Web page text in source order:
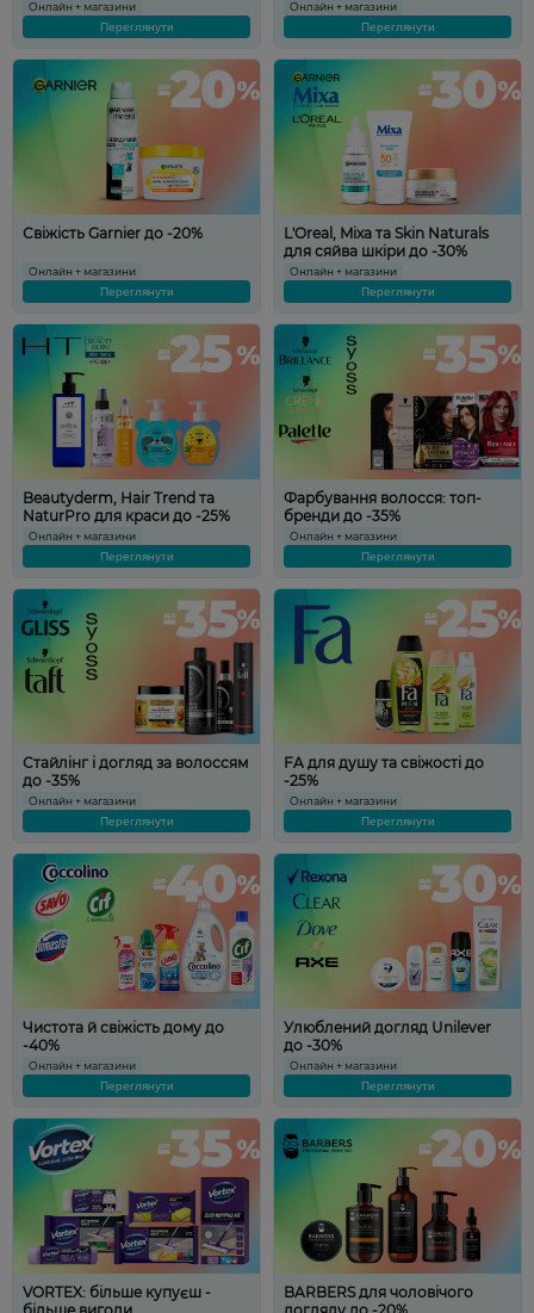
Онлайн + магазини
Переглянути
Онлайн + магазини
Переглянути
Свіжість Garnier до -20%
Онлайн + магазини
Переглянути
L'Oreal, Mixa та Skin Naturals
для сяйва шкіри до -30%
Онлайн + магазини
Переглянути
Beautyderm, Hair Trend та
NaturPro для краси до -25%
Онлайн + магазини
Переглянути
Фарбування волосся: топ-
бренди до -35%
Онлайн + магазини
Переглянути
Стайлінг і догляд за волоссям
до -35%
Онлайн + магазини
Переглянути
FA для душу та свіжості до
-25%
Онлайн + магазини
Переглянути
Чистота й свіжість дому до
-40%
Онлайн + магазини
Переглянути
Улюблений догляд Unilever
до -30%
Онлайн + магазини
Переглянути
VORTEX: більше купуєш -
BARBERS для чоловічого